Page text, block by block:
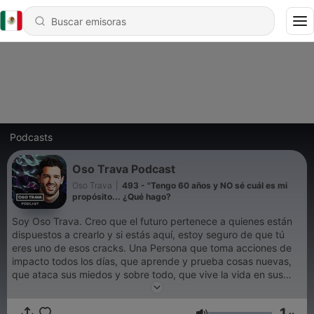
Podcasts
Oso Trava Podcast
Oso Trava
493 - "Tengo 60 años y NO sé cuál es mi
propósito... ¿Qué hago?
Soy Oso Trava. Creo que el futuro pertenece a quienes están
dispuestos a crearlo y si estás aquí, estoy seguro de que tú
eres uno de esos cracks. Una Persona que toma acciones de
impacto todos los días, que aprende y prueba cosas nuevas,
que ataca sus miedos y sobre todo, que vive la vida en sus
propios términos. En episodios cortos te presento una serie de